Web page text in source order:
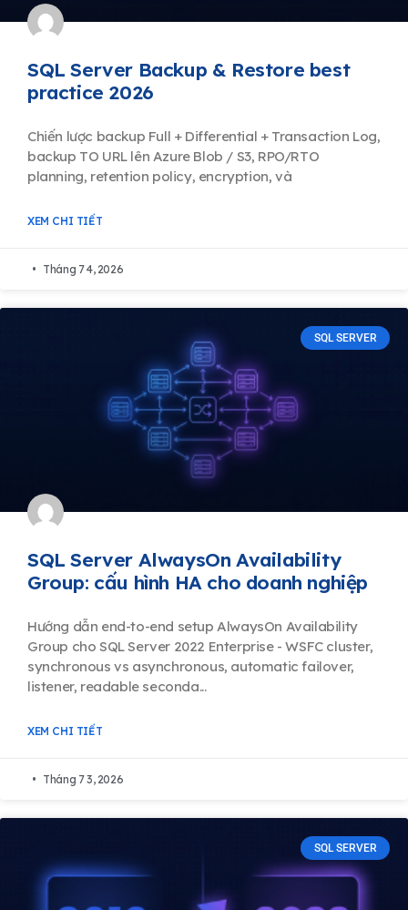
SQL Server Backup & Restore best
practice 2026
Chiến lược backup Full + Differential + Transaction Log,
backup TO URL lên Azure Blob / S3, RPO/RTO
planning, retention policy, encryption, và
XEM CHI TIẾT
Tháng 7 4, 2026
SQL SERVER
SQL Server AlwaysOn Availability
Group: cấu hình HA cho doanh nghiệp
Hướng dẫn end-to-end setup AlwaysOn Availability
Group cho SQL Server 2022 Enterprise - WSFC cluster,
synchronous vs asynchronous, automatic failover,
listener, readable seconda...
XEM CHI TIẾT
Tháng 7 3, 2026
SQL SERVER